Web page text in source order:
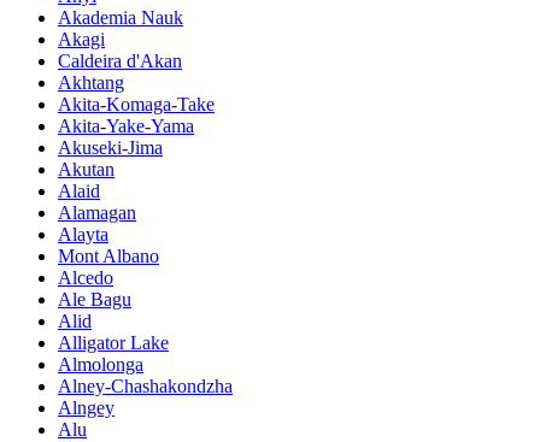
Akademia Nauk
Akagi
Caldeira d'Akan
Akhtang
Akita-Komaga-Take
Akita-Yake-Yama
Akuseki-Jima
Akutan
Alaid
Alamagan
Alayta
Mont Albano
Alcedo
Ale Bagu
Alid
Alligator Lake
Almolonga
Alney-Chashakondzha
Alngey
Alu